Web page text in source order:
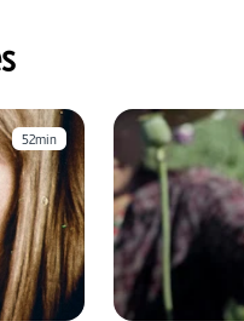
52min